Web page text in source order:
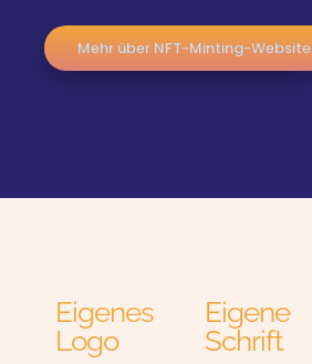
Mehr über NFT-Minting-Website
Eigenes
Logo
Eigene
Schrift